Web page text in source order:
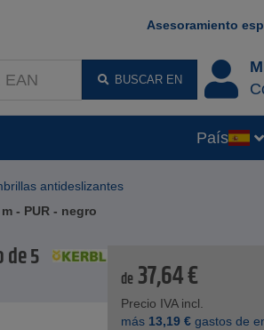
Asesoramiento
BUSCAR EN
País
antideslizantes
- PUR - negro
de 5
de 37,64€
Precio IVA incl.
más 13,19 € gastos de